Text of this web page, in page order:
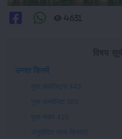
4631
उन्नत किस्में
पूसा कंपोजिट्स 443
पूसा कम्पोजिट 383
पूसा संकर 415
अनुमोदित सस्य क्रियाएं